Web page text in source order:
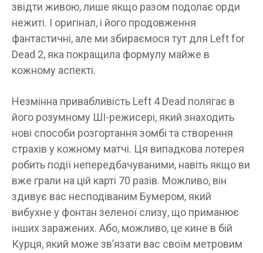
звідти живою, лише якщо разом подолає орди
нежиті. І оригінал, і його продовження
фантастичні, але ми збираємося тут для Left for
Dead 2, яка покращила формулу майже в
кожному аспекті.
Незмінна привабливість Left 4 Dead полягає в
його розумному ШІ-режисері, який знаходить
нові способи розгортання зомбі та створення
страхів у кожному матчі. Ця випадкова лотерея
робить події непередбачуваними, навіть якщо ви
вже грали на цій карті 70 разів. Можливо, він
здивує вас несподіваним Бумером, який
вибухне у фонтан зеленої слизу, що приманює
інших заражених. Або, можливо, це кине в бій
Курця, який може зв’язати вас своїм метровим